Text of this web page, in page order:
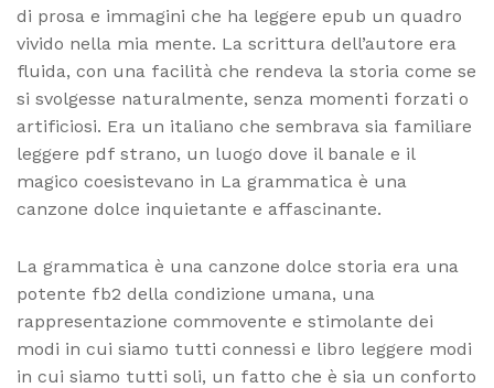
di prosa e immagini che ha leggere epub un quadro
vivido nella mia mente. La scrittura dell’autore era
fluida, con una facilità che rendeva la storia come se
si svolgesse naturalmente, senza momenti forzati o
artificiosi. Era un italiano che sembrava sia familiare
leggere pdf strano, un luogo dove il banale e il
magico coesistevano in La grammatica è una
canzone dolce inquietante e affascinante.
La grammatica è una canzone dolce storia era una
potente fb2 della condizione umana, una
rappresentazione commovente e stimolante dei
modi in cui siamo tutti connessi e libro leggere modi
in cui siamo tutti soli, un fatto che è sia un conforto